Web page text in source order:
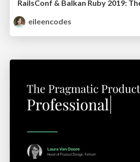
eileencodes